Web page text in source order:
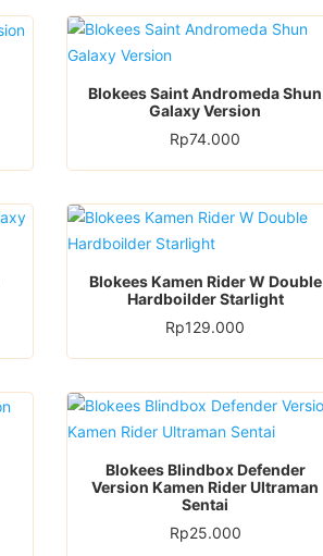
Blokees Saint Andromeda Shun
Galaxy Version
Rp74.000
Blokees Kamen Rider W Double
Hardboilder Starlight
Rp129.000
Blokees Blindbox Defender
Version Kamen Rider Ultraman
Sentai
Rp25.000